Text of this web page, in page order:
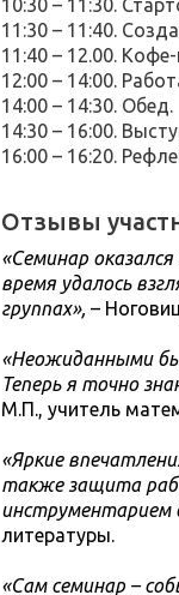
10:30 – 11:30.
11:30 – 11:40.
11:40 – 12.00.
12:00 – 14:00.
14:00 – 14:30. Обед.
14:30 – 16:00.
16:00 – 16:20.
Отзывы
«Семинар
время удалось
группах», –
«Неожиданными
Теперь я точно
М.П., учитель
«Яркие
также защита
инструментарием
литературы.
«Сам семинар –